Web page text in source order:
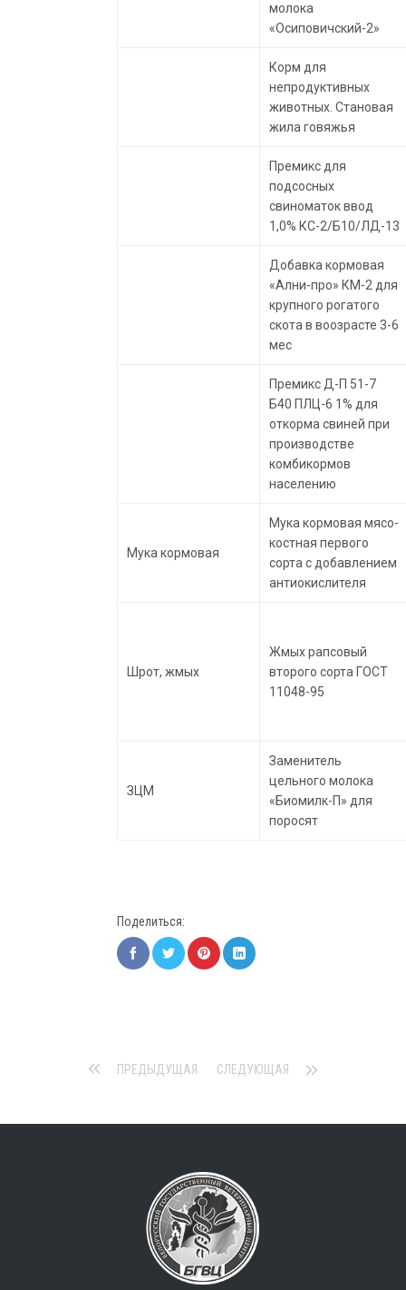
молока
«Осиповичский-2»
Корм для
непродуктивных
животных. Становая
жила говяжья
Премикс для
подсосных
свиноматок ввод
1,0% КС-2/Б10/ЛД-13
Добавка кормовая
«Ални-про» КМ-2 для
крупного рогатого
скота в воозрасте 3-6
мес
Премикс Д-П 51-7
Б40 ПЛЦ-6 1% для
откорма свиней при
производстве
комбикормов
населению
Мука кормовая
Мука кормовая мясо-
костная первого
сорта с добавлением
антиокислителя
Шрот, жмых
Жмых рапсовый
второго сорта ГОСТ
11048-95
ЗЦМ
Заменитель
цельного молока
«Биомилк-П» для
поросят
Поделиться:
ПРЕДЫДУЩАЯ СЛЕДУЮЩАЯ